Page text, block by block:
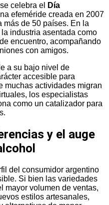
celebra el
Día
efeméride creada en 2007
más de 50 países. En la
industria asentada como
encuentro, acompañando
con amigos.
a su bajo nivel de
accesible para
muchas actividades migran
los especialistas
como un catalizador para
y el auge
del consumidor argentino
Si bien las variedades
mayor volumen de ventas,
estilos artesanales,